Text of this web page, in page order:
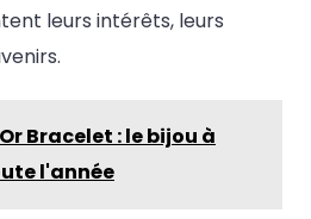
leurs intérêts, leurs
Bracelet : le bijou à
l'année